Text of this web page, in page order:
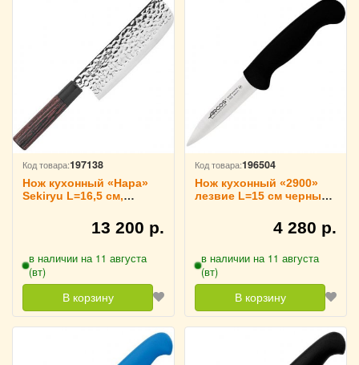
Код товара:197138
Нож кухонный «Нара»
Sekiryu L=16,5 см,
13 200 р.
в наличии на 11 августа
(вт)
В корзину
Код товара:196504
Нож кухонный «2900»
лезвие L=15 см черный
4 280 р.
в наличии на 11 августа
(вт)
В корзину